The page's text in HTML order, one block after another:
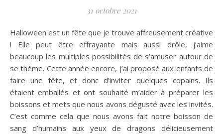
31 octobre 2021
Halloween est un fête que je trouve affreusement créative
! Elle peut être effrayante mais aussi drôle, j’aime
beaucoup les multiples possibilités de s’amuser autour de
se thème. Cette année encore, j’ai proposé aux enfants de
faire une fête, et donc d’inviter quelques copains. Ils
étaient emballés et ont souhaité m’aider à préparer les
boissons et mets que nous avons dégusté avec les invités.
C’est comme cela que nous avons fait notre boisson de
sang d’humains aux yeux de dragons délicieusement